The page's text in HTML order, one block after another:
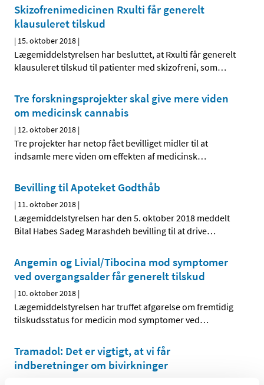
Skizofrenimedicinen Rxulti får generelt
klausuleret tilskud
| 15. oktober 2018 |
Lægemiddelstyrelsen har besluttet, at Rxulti får generelt
klausuleret tilskud til patienter med skizofreni, som…
Tre forskningsprojekter skal give mere viden
om medicinsk cannabis
| 12. oktober 2018 |
Tre projekter har netop fået bevilliget midler til at
indsamle mere viden om effekten af medicinsk…
Bevilling til Apoteket Godthåb
| 11. oktober 2018 |
Lægemiddelstyrelsen har den 5. oktober 2018 meddelt
Bilal Habes Sadeg Marashdeh bevilling til at drive…
Angemin og Livial/Tibocina mod symptomer
ved overgangsalder får generelt tilskud
| 10. oktober 2018 |
Lægemiddelstyrelsen har truffet afgørelse om fremtidig
tilskudsstatus for medicin mod symptomer ved…
Tramadol: Det er vigtigt, at vi får
indberetninger om bivirkninger